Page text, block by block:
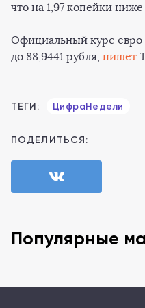
что на 1,97 копейки
Официальный курс евро
до 88,9441 рубля, пишет
ТЕГИ: ЦифраНедели
ПОДЕЛИТЬСЯ:
Популярные